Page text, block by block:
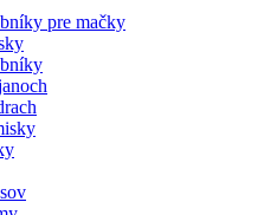
pre mačky